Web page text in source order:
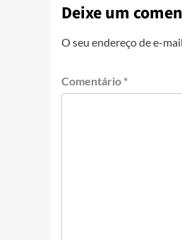
Deixe um
O seu endereço de e-
Comentário *